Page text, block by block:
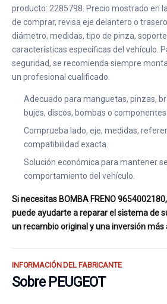
producto: 2285798. Precio mostrado en
de comprar, revisa eje delantero o
diámetro, medidas, tipo de pinza,
características específicas del vehículo.
seguridad, se recomienda siempre
un profesional cualificado.
Adecuado para manguetas, pinzas,
bujes, discos, bombas o componentes
Comprueba lado, eje, medidas,
compatibilidad exacta.
Solución económica para mantener
comportamiento del vehículo.
Si necesitas BOMBA FRENO
puede ayudarte a reparar el sistema de
un recambio original y una inversión más
INFORMACIÓN DEL FABRICANTE
Sobre PEUGEOT